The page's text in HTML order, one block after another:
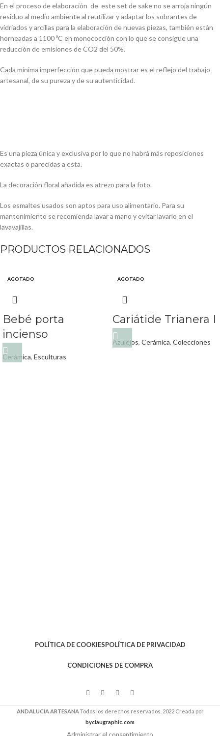
En el proceso de elaboración de este set de sake no se arroja ningún
residuo al medio ambiente al reutilizar y adaptar los sobrantes de
vidriados y arcillas para la elaboración de nuevas piezas, también están
horneadas a 1100 ºC en monococción con lo que se consigue una
reducción de emisiones de CO2 del 50%.
Cada mínima imperfección que pueda mostrar es el reflejo del trabajo
artesanal, de su pureza y de su autenticidad.
Es una pieza única y exclusiva por lo que no habrá más reposiciones
exactas o parecidas a esta.
La decoración floral añadida es atrezo para la foto.
Los esmaltes usados son aptos para uso alimentario. Para su
mantenimiento se recomienda lavar a mano y evitar lavarlo en el
lavavajillas.
PRODUCTOS RELACIONADOS
AGOTADO
Bebé porta
incienso
Cerámica, Esculturas
AGOTADO
Cariátide Trianera I
Azulejos, Cerámica, Colecciones
POLÍTICA DE COOKIESPOLÍTICA DE PRIVACIDAD
CONDICIONES DE COMPRA
ANDALUCIA ARTESANATodos los derechos reservados. 2022 Creada por
byclaugraphic.com